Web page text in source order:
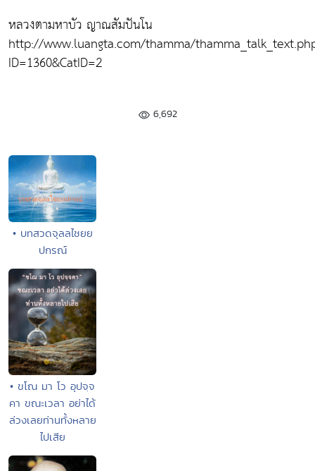
หลวงตามหาบัว ญาณสัมปันโน
http://www.luangta.com/thamma/
ID=1360&CatID=2
6,692
• บทสวดจุลลไชยย
ปกรณ์
• ขโณ มา โว อุปจฺจ
คา ขณะเวลา อย่าได้
ล่วงเลยท่านทั้งหลาย
ไปเสีย